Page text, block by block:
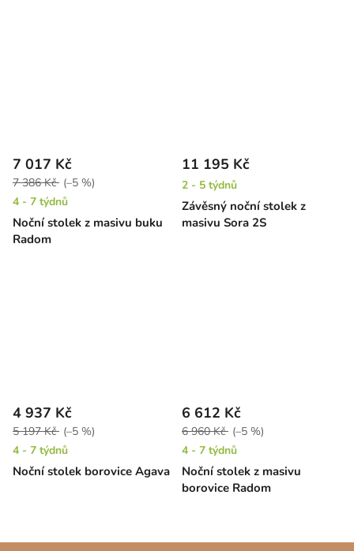
Noční stolek z masivu buku
Radom
7 017 Kč
7 386 Kč (–5 %)
4 - 7 týdnů
Závěsný noční stolek z
masivu Sora 2S
11 195 Kč
2 - 5 týdnů
Noční stolek borovice Agava
4 937 Kč
5 197 Kč (–5 %)
4 - 7 týdnů
Noční stolek z masivu
borovice Radom
6 612 Kč
6 960 Kč (–5 %)
4 - 7 týdnů